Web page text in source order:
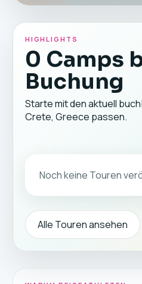
HIGHLIGHTS
0 Camps
Buchung
Starte mit den aktuell
Crete, Greece passen.
Noch keine Touren
Alle Touren ansehen